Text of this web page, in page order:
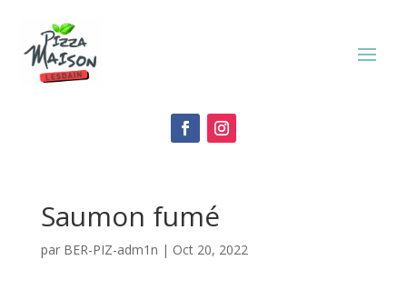
Saumon fumé
par BER-PIZ-adm1n | Oct 20, 2022